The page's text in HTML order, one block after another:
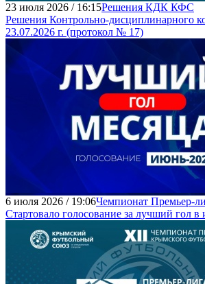
23 июля 2026 / 16:15Решения КДК КФС
Решения Контрольно-дисциплинарного
23.07.2026 г. (протокол № 17)
6 июля 2026 / 19:06Чемпионат Премьер-
Стартовало голосование за лучший гол в